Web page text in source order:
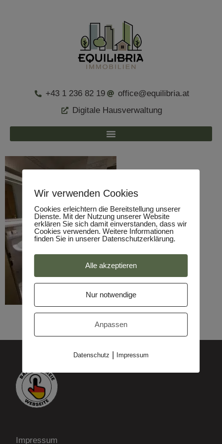
+43 1 236 82 19
office@equilibria.at
Digitale Hausverwaltung
Impressum
Wir verwenden Cookies
Cookies erleichtern die Bereitstellung unserer
Dienste. Mit der Nutzung unserer Website
erklären Sie sich damit einverstanden, dass wir
Cookies verwenden. Weitere Informationen
finden Sie in unserer Datenschutzerklärung.
Alle akzeptieren
Nur notwendige
Anpassen
Datenschutz | Impressum